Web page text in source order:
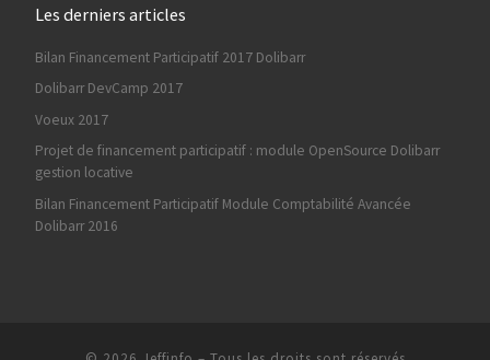
Les derniers articles
Bilan Financement Participatif 2017 Dolibarr
Dolibarr DevCamp 2017
Voeux 2017
Projet de financement participatif : module OpenSource Dolibarr
gestion locative
Bilan Financement Participatif Module Comptabilité Avancée
Dolibarr 2016